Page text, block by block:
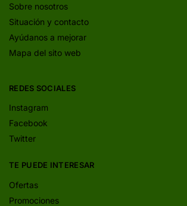
Sobre nosotros
Situación y contacto
Ayúdanos a mejorar
Mapa del sito web
REDES SOCIALES
Instagram
Facebook
Twitter
TE PUEDE INTERESAR
Ofertas
Promociones